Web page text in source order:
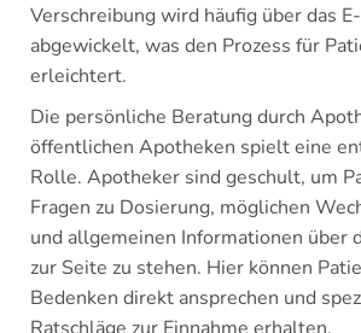
Verschreibung wird häufig über das
abgewickelt, was den Prozess für
erleichtert.
Die persönliche Beratung durch
öffentlichen Apotheken spielt eine
Rolle. Apotheker sind geschult, um
Fragen zu Dosierung, möglichen
und allgemeinen Informationen über
zur Seite zu stehen. Hier können
Bedenken direkt ansprechen und